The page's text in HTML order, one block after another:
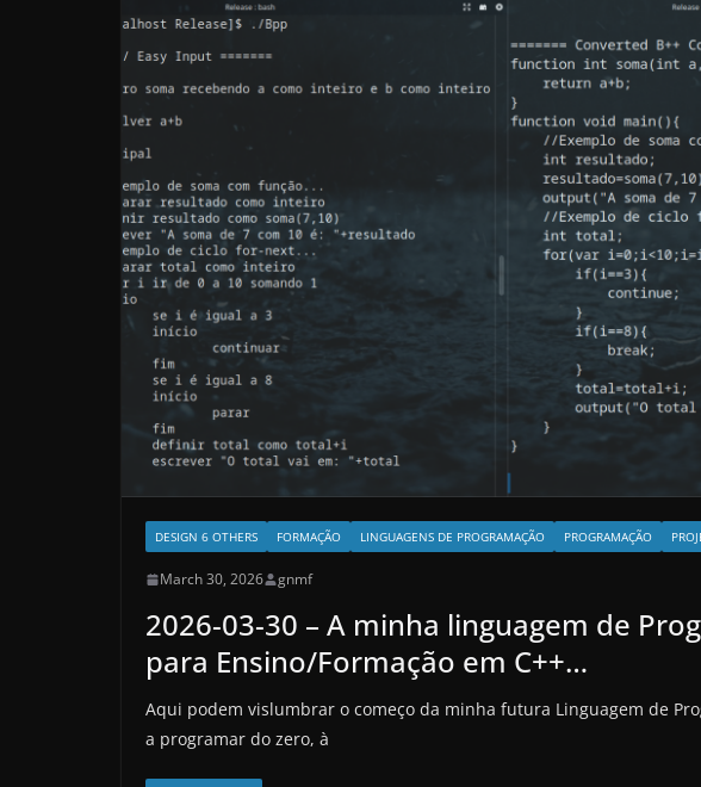
DESIGN 6 OTHERS FORMAÇÃO LINGUAGENS DE PROGRAMAÇÃO PROGRAMAÇÃO
March 30, 2026 gnmf
2026-03-30 – A minha linguagem de
para Ensino/Formação em C++…
Aqui podem vislumbrar o começo da minha futura Linguagem de
a programar do zero, à